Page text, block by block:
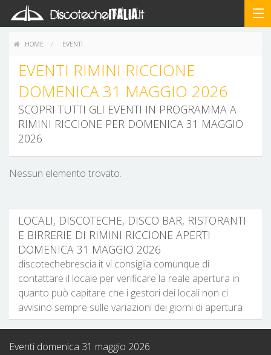
HOME EVENTI
EVENTI RIMINI RICCIONE
DOMENICA 31 MAGGIO 2026
SCOPRI TUTTI GLI EVENTI IN PROGRAMMA A
RIMINI RICCIONE PER DOMENICA 31 MAGGIO
2026
Nessun elemento trovato.
LOCALI, DISCOTECHE, DISCO BAR, RISTORANTI
E BIRRERIE DI RIMINI RICCIONE APERTI
DOMENICA 31 MAGGIO 2026
discotechebrescia.it vi consiglia comunque di
contattare il locale per verificare la reale apertura in
quanto può capitare che i gestori dei locali non ci
avvisino sempre sulle variazioni dei giorni di apertura
Eventi domenica 31 maggio 2026